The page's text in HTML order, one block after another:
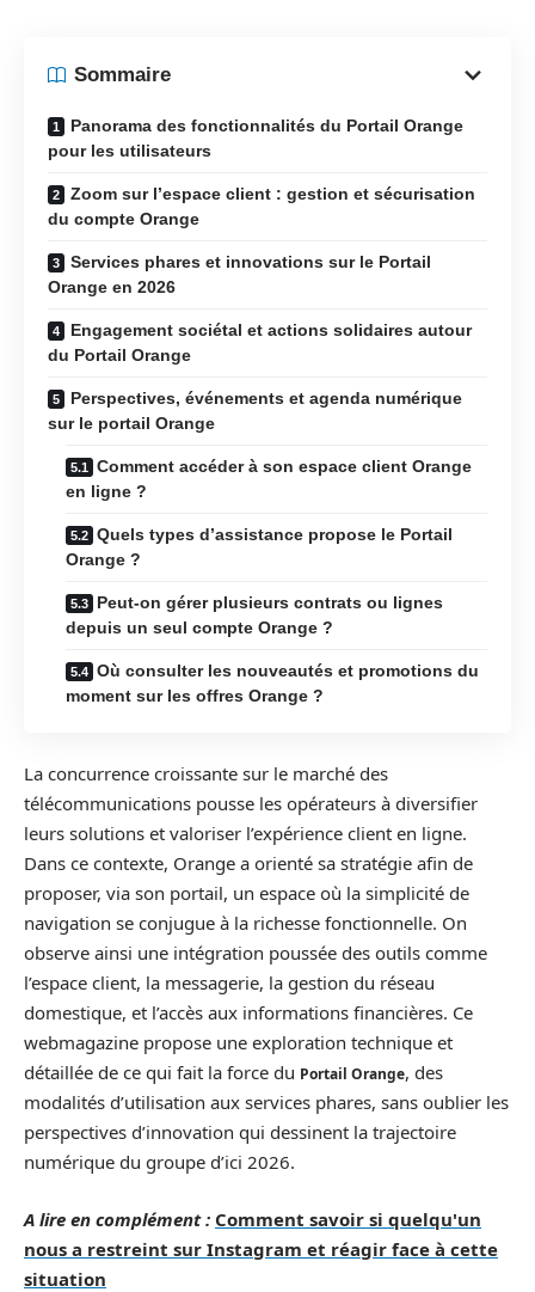
Sommaire
Panorama des fonctionnalités du Portail Orange
pour les utilisateurs
Zoom sur l’espace client : gestion et sécurisation
du compte Orange
Services phares et innovations sur le Portail
Orange en 2026
Engagement sociétal et actions solidaires autour
du Portail Orange
Perspectives, événements et agenda numérique
sur le portail Orange
Comment accéder à son espace client Orange
en ligne ?
Quels types d’assistance propose le Portail
Orange ?
Peut-on gérer plusieurs contrats ou lignes
depuis un seul compte Orange ?
Où consulter les nouveautés et promotions du
moment sur les offres Orange ?
La concurrence croissante sur le marché des
télécommunications pousse les opérateurs à diversifier
leurs solutions et valoriser l’expérience client en ligne.
Dans ce contexte, Orange a orienté sa stratégie afin de
proposer, via son portail, un espace où la simplicité de
navigation se conjugue à la richesse fonctionnelle. On
observe ainsi une intégration poussée des outils comme
l’espace client, la messagerie, la gestion du réseau
domestique, et l’accès aux informations financières. Ce
webmagazine propose une exploration technique et
détaillée de ce qui fait la force du Portail Orange, des
modalités d’utilisation aux services phares, sans oublier les
perspectives d’innovation qui dessinent la trajectoire
numérique du groupe d’ici 2026.
A lire en complément : Comment savoir si quelqu'un
nous a restreint sur Instagram et réagir face à cette
situation